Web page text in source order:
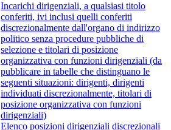
Incarichi dirigenziali, a qualsiasi titolo
conferiti, ivi inclusi quelli conferiti
discrezionalmente dall'organo di indirizzo
politico senza procedure pubbliche di
selezione e titolari di posizione
organizzativa con funzioni dirigenziali (da
pubblicare in tabelle che distinguano le
seguenti situazioni: dirigenti, dirigenti
individuati discrezionalmente, titolari di
posizione organizzativa con funzioni
dirigenziali)
Elenco posizioni dirigenziali discrezionali